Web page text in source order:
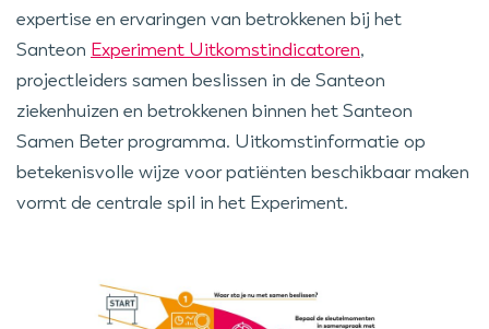
expertise en ervaringen van betrokkenen bij het
Santeon Experiment Uitkomstindicatoren,
projectleiders samen beslissen in de Santeon
ziekenhuizen en betrokkenen binnen het Santeon
Samen Beter programma. Uitkomstinformatie op
betekenisvolle wijze voor patiënten beschikbaar maken
vormt de centrale spil in het Experiment.